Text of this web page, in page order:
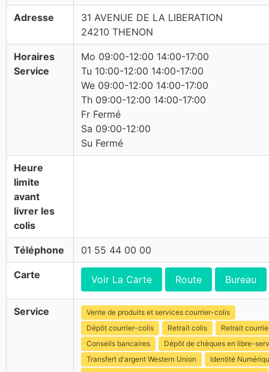
Adresse
31 AVENUE DE LA LIBERATION
24210 THENON
Horaires
Service
Mo 09:00-12:00 14:00-17:00
Tu 10:00-12:00 14:00-17:00
We 09:00-12:00 14:00-17:00
Th 09:00-12:00 14:00-17:00
Fr Fermé
Sa 09:00-12:00
Su Fermé
Heure
limite
avant
livrer les
colis
Téléphone 01 55 44 00 00
Carte Voir La Carte Route Bureau
Service
Vente de produits et services courrier-colis
Dépôt courrier-colis
Retrait colis
Retrait
Conseils bancaires
Dépôt de chèques en libre-
Transfert d'argent Western Union
Identité